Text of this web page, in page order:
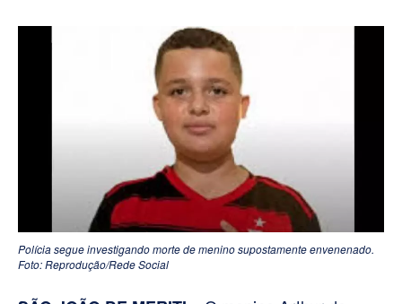
Polícia segue investigando morte de menino supostamente envenenado.
Foto: Reprodução/Rede Social